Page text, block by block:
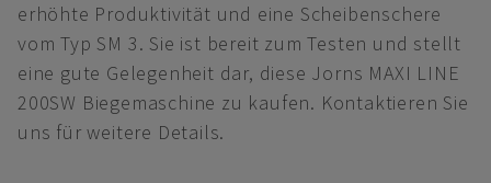
erhöhte Produktivität und eine Scheibenschere
vom Typ SM 3. Sie ist bereit zum Testen und stellt
eine gute Gelegenheit dar, diese Jorns MAXI LINE
200SW Biegemaschine zu kaufen. Kontaktieren Sie
uns für weitere Details.